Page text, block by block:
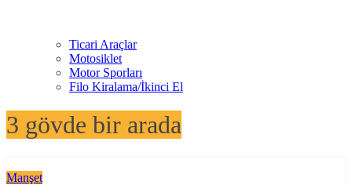
Ticari Araçlar
Motosiklet
Motor Sporları
Filo Kiralama/İkinci El
3 gövde bir arada
Manşet